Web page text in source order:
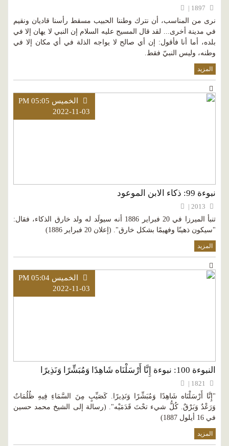
نرى من المناسب، أن نترك وطننا الحبيب مسقط رأسنا قاديان ونقيم
في مدينة أخرى... لقد قال المسيح عليه السلام إن النبي لا يهان إلا في
بلده، أما أنا فأقول: إن أي صالح لا يواجه الذلة في أي مكان إلا في
وطنه، وليس النبيّ فقط.
المزيد
الخميس PM 05:05
2022-11-03
نبوءة 99: ذكاء الابن الموعود
تنبأ الميرزا في 20 فبراير 1886 أنه سيولَد له ولد خارق الذكاء، فقال:
"سيكون ذهينًا وفهيمًا بشكل خارق". (إعلان 20 فبراير 1886)
المزيد
الخميس PM 05:04
2022-11-03
النبوءة 100: نبوءة إِنَّا أَرْسَلْنَاه شَاهِدًا وَمُبَشِّرًا وَنَذِيرًا
"إِنَّا أَرْسَلْنَاه شَاهِدًا وَمُبَشِّرًا وَنَذِيرًا. كَصَيِّبٍ مِنَ السَّمَاءِ فِيهِ ظُلُمَاتٌ
وَرَعْدٌ وَبَرْقٌ. كُلُّ شيء تحْتَ قَدَمَيْه". (رسالة إلى الشيخ محمد حسين
في 16 أيلول 1887)
المزيد